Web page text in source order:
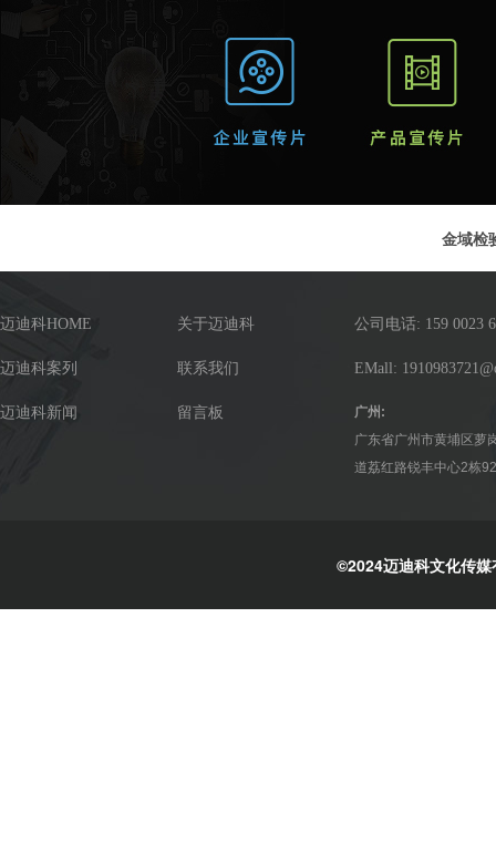
金域检
迈迪科HOME
迈迪科案列
迈迪科新闻
关于迈迪科
联系我们
留言板
公司电话: 159 0023
EMall:
广州:
广东省广州市黄埔区萝
道荔红路锐丰中心2栋
©2024迈迪科文化传